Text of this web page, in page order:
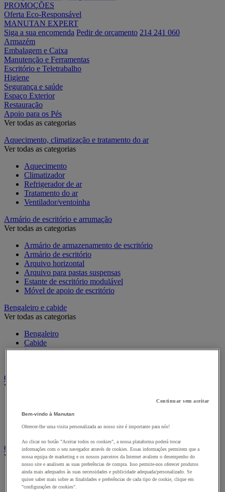
PROMOÇÕES
Oferta Eco-Responsável
MANUTAN EXPERT
Siga a sua encomenda Pedir de orçamento 214 241 060
Armazém
Embalagem e Caixa
Manutenção e Ferramentas
Escritório e Teletrabalho
Higiene
Segurança e saúde
Espaço Exterior
Restauração
Apoio para os Pés
Ver todas as categorias
Aquecimento, climatização e tratamento do ar
Ver todas as categorias
Aquecimento
Climatizador
Refrigerador de ar
Tratamento do ar
Ventilador/ventoinha
Armário de escritório e arrumação
Ver todas as categorias
Armário de armazenamento de escritório
Armário de escritório
Arquivo horizontal
Arquivo para pastas suspensas
Estante de escritório modulável
Móvel de apoio de escritório
Bengaleiro e cabide
Ver todas as categorias
Bengaleiro
Cabide
Porta-cabides
Cadeiras, poltronas e cadeirões
Ver todas as categorias
Cadeira de braços executivo
Cadeiras para salas de receção e reuniões
Candeeiro
Ver todas as categorias
Candeeiro de escritório
Candeeiro de pé
Continuar sem aceitar
Bem-vindo à Manutan
Oferecer-lhe uma visita personalizada ao nosso site é importante para nós!
Ao clicar no botão "Aceitar todos os cookies", a nossa plataforma poderá trocar
informações com o seu navegador através de cookies. Essas informações permitem que a
nossa equipa de marketing e os nossos parceiros da Internet avaliem o desempenho do
nosso site e analisem as suas preferências de compra. Isso permite-nos oferecer produtos
ainda mais adequados às suas necessidades e publicidade adequada/personalizado. Se
quiser saber mais sobre as finalidades e preferências de cada tipo de cookie, clique em
"configurações de cookies".